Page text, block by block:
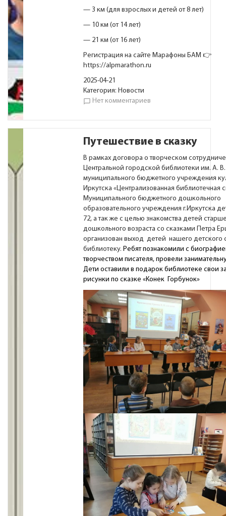
— 3 км (для взрослых и детей от 8 лет)
— 10 км (от 14 лет)
— 21 км (от 16 лет)
Регистрация на сайте Марафоны БАМ 👉
https://alpmarathon.ru
2025-04-21
Категория: Новости
chat_bubble_outline Нет комментариев
Путешествие в сказку
В рамках договора о творческом
Центральной городской библиотеки им. А.
муниципального бюджетного учреждения
Иркутска «Централизованная библиотечная
Муниципального бюджетного дошкольного
образовательного учреждения г.Иркутска
72, а так же с целью знакомства детей
дошкольного возраста со сказками Петра
организован выход детей нашего детского
библиотеку. Ребят познакомили с
творчеством писателя, провели
Дети оставили в подарок библиотеке свои
рисунки по сказке «Конек Горбунок»